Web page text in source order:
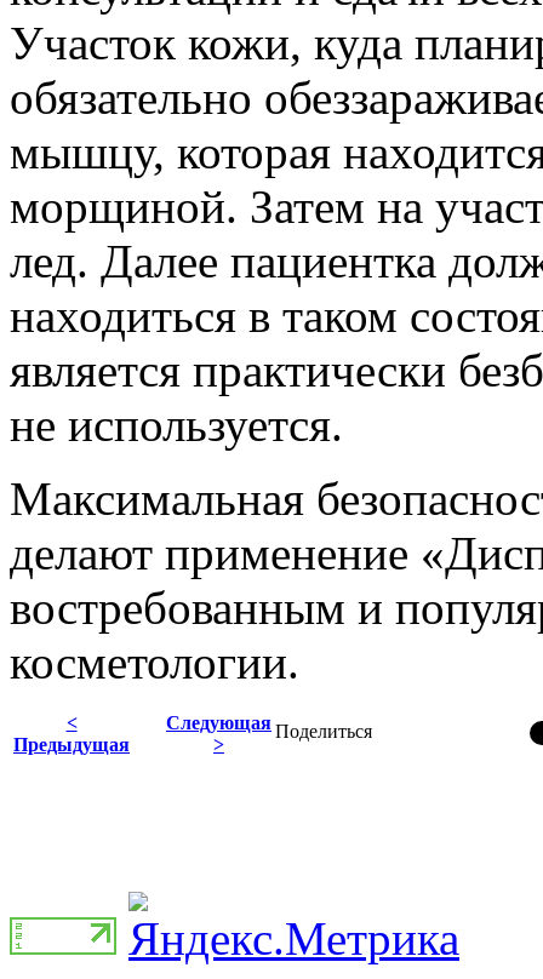
Участок кожи, куда
обязательно
мышцу, которая
морщиной. Затем на
лед. Далее пациентка
находиться в таком
является практически
не используется.
Максимальная
делают применение
востребованным и
косметологии.
Поделиться
<
Предыдущая
Следующая
>